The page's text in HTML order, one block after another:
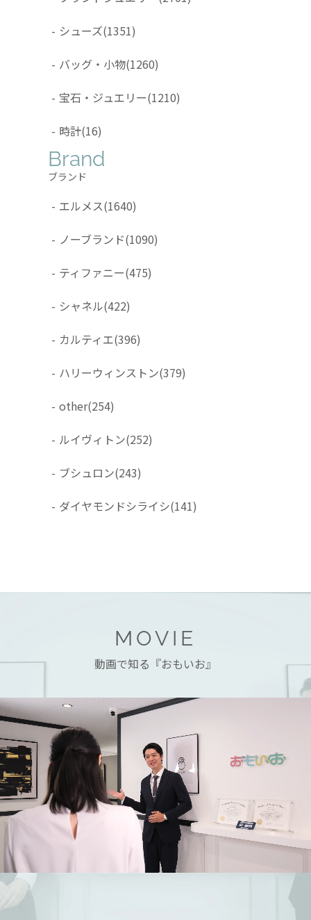
- シューズ(1351)
- バッグ・小物(1260)
- 宝石・ジュエリー(1210)
- 時計(16)
Brand
ブランド
- エルメス(1640)
- ノーブランド(1090)
- ティファニー(475)
- シャネル(422)
- カルティエ(396)
- ハリーウィンストン(379)
- other(254)
- ルイヴィトン(252)
- ブシュロン(243)
- ダイヤモンドシライシ(141)
MOVIE
動画で知る『おもいお』